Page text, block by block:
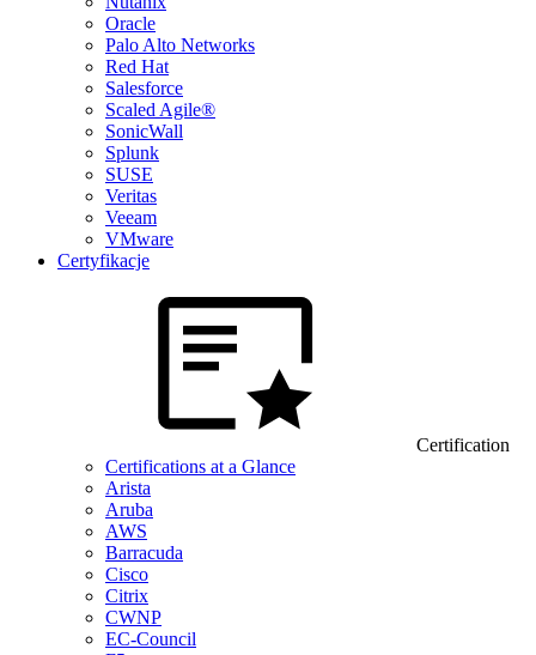
Oracle
Palo Alto Networks
Red Hat
Salesforce
Scaled Agile®
SonicWall
Splunk
SUSE
Veritas
Veeam
VMware
Certyfikacje
Certification
Certifications at a Glance
Arista
Aruba
AWS
Barracuda
Cisco
Citrix
CWNP
EC-Council